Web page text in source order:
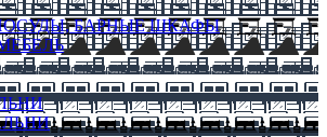
БАРНЫЕ ШКАФЫ